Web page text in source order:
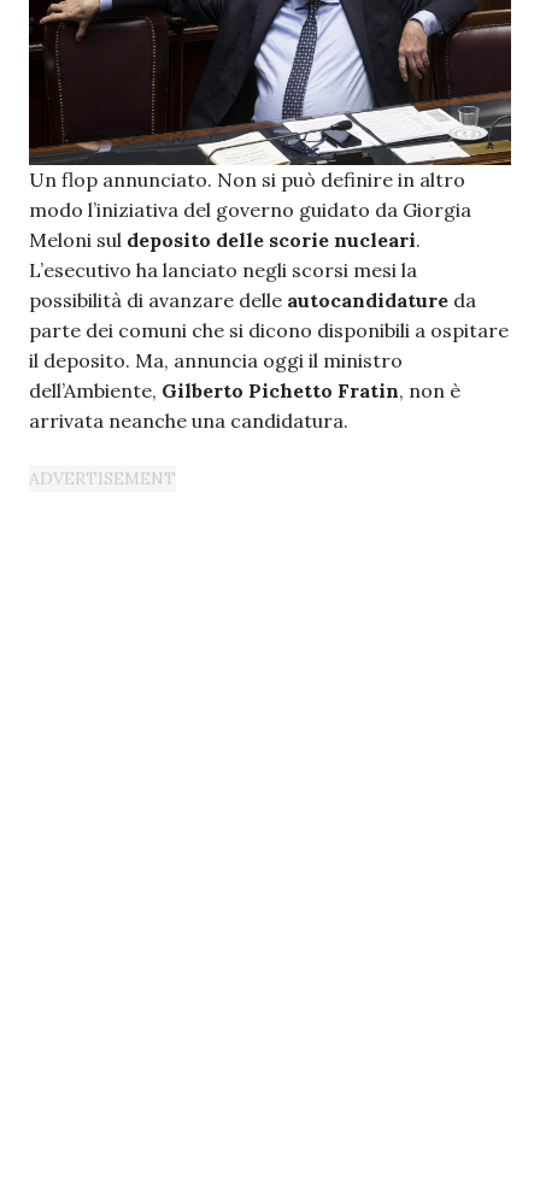
Un flop annunciato. Non si può definire in altro
modo l’iniziativa del governo guidato da Giorgia
Meloni sul deposito delle scorie nucleari.
L’esecutivo ha lanciato negli scorsi mesi la
possibilità di avanzare delle autocandidature da
parte dei comuni che si dicono disponibili a ospitare
il deposito. Ma, annuncia oggi il ministro
dell’Ambiente, Gilberto Pichetto Fratin, non è
arrivata neanche una candidatura.